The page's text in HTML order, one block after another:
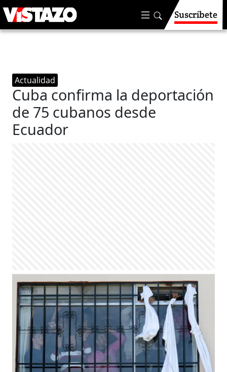
Suscríbete
Actualidad
Cuba confirma la deportación
de 75 cubanos desde
Ecuador